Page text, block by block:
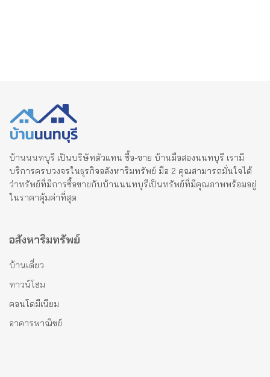
บ้านนนทบุรี เป็นบริษัทตัวแทน ซื้อ-ขาย บ้านมือสองนนทบุรี เรามี
บริการครบวงจรในธุรกิจอสังหาริมทรัพย์ มือ 2 คุณสามารถมั่นใจได้
ว่าทรัพย์ที่มีการซื้อขายกับบ้านนนทบุรีเป็นทรัพย์ที่มีคุณภาพพร้อมอยู่
ในราคาคุ้มค่าที่สุด
อสังหาริมทรัพย์
บ้านเดี่ยว
ทาวน์โฮม
คอนโดมีเนียม
อาคารพาณิชย์